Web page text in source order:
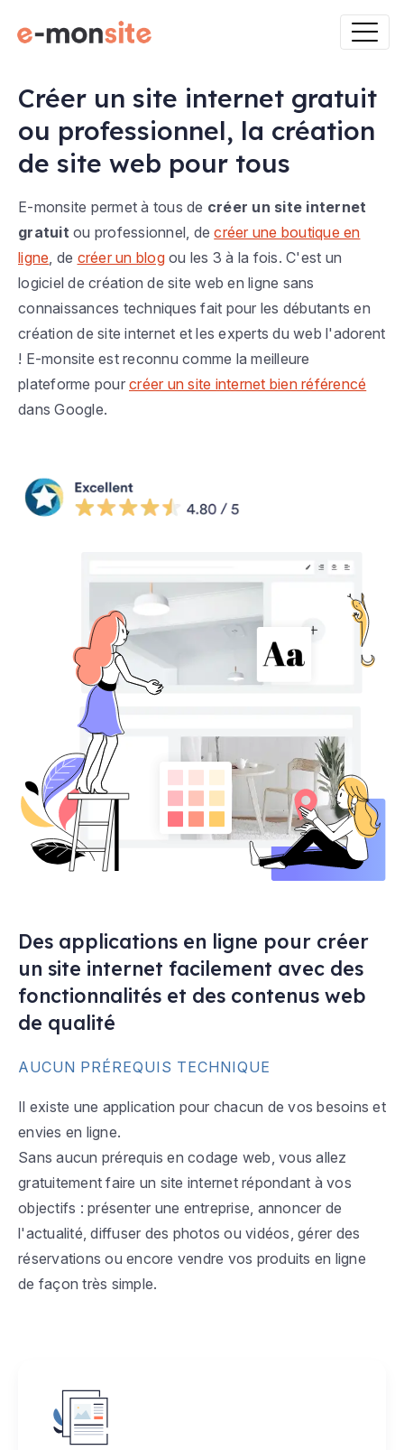
Créer un site internet gratuit
ou professionnel, la création
de site web pour tous
E-monsite permet à tous de créer un site internet
gratuit ou professionnel, decréer une boutique en
ligne , de créer un blogou les 3 à la fois. C'est un
logiciel de création de site web en ligne sans
connaissances techniques fait pour les débutants en
création de site internet et les experts du web l'adorent
! E-monsite est reconnu comme la meilleure
plateforme pour créer un site internet bien référencé
dans Google.
Des applications en ligne pour créer
un site internet facilement avec des
fonctionnalités et des contenus web
de qualité
AUCUN PRÉREQUIS TECHNIQUE
Il existe une application pour chacun de vos besoins et
envies en ligne.
Sans aucun prérequis en codage web, vous allez
gratuitement faire un site internet répondant à vos
objectifs : présenter une entreprise, annoncer de
l'actualité, diffuser des photos ou vidéos, gérer des
réservations ou encore vendre vos produits en ligne
de façon très simple.